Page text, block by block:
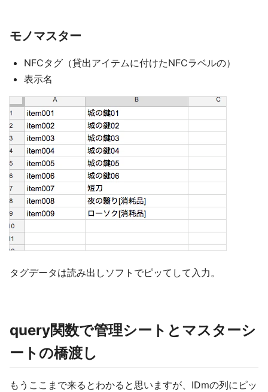
モノマスター
NFCタグ（貸出アイテムに付けたNFCラベルの）
表示名
タグデータは読み出しソフトでピッてして入力。
query関数で管理シートとマスターシ
ートの橋渡し
もうここまで来るとわかると思いますが、IDmの列にピッ